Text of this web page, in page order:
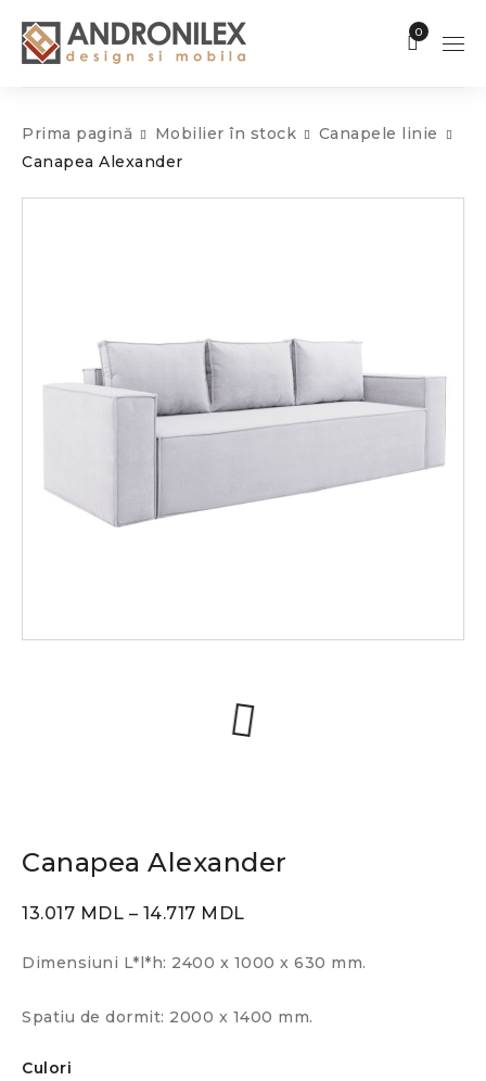
0
Prima pagină Mobilier în stock
Canapele linie
Canapea Alexander
Canapea Alexander
13.017 MDL – 14.717 MDL
Dimensiuni L*l*h: 2400 x 1000 x 630 mm.
Spatiu de dormit: 2000 x 1400 mm.
Culori